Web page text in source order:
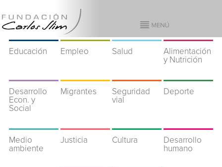
Educación Empleo Salud
Alimentación
y Nutrición
Desarrollo
Econ. y
Social
Migrantes
Seguridad
vial
Deporte
Medio
ambiente
Justicia Cultura
Desarrollo
humano